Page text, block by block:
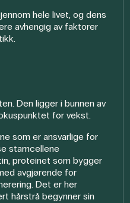
hele livet, og dens
avhengig av faktorer
Den ligger i bunnen av
for vekst.
som er ansvarlige for
stamcellene
proteinet som bygger
avgjørende for
Det er her
hårstrå begynner sin